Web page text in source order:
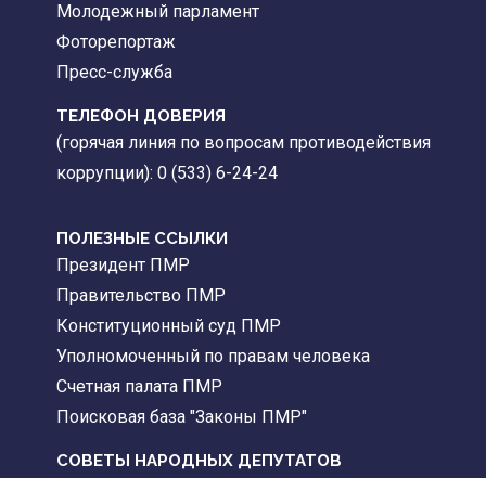
Молодежный парламент
Фоторепортаж
Пресс-служба
ТЕЛЕФОН ДОВЕРИЯ
(горячая линия по вопросам противодействия
коррупции): 0 (533) 6-24-24
ПОЛЕЗНЫЕ ССЫЛКИ
Президент ПМР
Правительство ПМР
Конституционный суд ПМР
Уполномоченный по правам человека
Счетная палата ПМР
Поисковая база "Законы ПМР"
СОВЕТЫ НАРОДНЫХ ДЕПУТАТОВ